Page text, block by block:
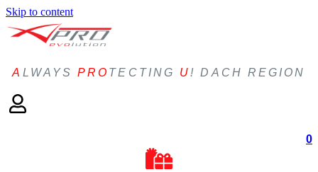
Skip to content
A LWAYSPRO TECTING U! DACH REGION
0